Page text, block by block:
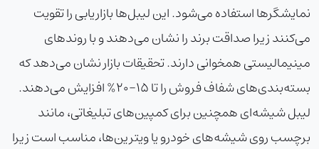
نمایشگرها استفاده می‌شود. این لیبل‌ها بازاریابی را تقویت
می‌کنند زیرا صداقت برند را نشان می‌دهند و با روندهای
مینیمالیستی همخوانی دارند. تحقیقات بازار نشان می‌دهد که
بسته‌بندی‌های شفاف فروش را تا 15-20% افزایش می‌دهند.
لیبل شیشه‌ای همچنین برای کمپین‌های تبلیغاتی، مانند
برچسب روی شیشه‌های خودرو یا ویترین‌ها، مناسب است زیرا